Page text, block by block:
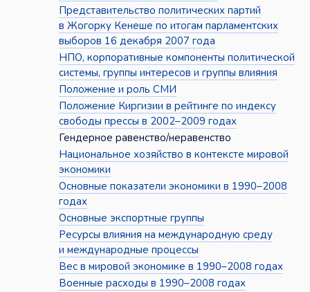
Представительство политических партий
в Жогорку Кенеше по итогам парламентских
выборов 16 декабря 2007 года
НПО, корпоративные компоненты политической
системы, группы интересов и группы влияния
Положение и роль СМИ
Положение Киргизии в рейтинге по индексу
свободы прессы в 2002–2009 годах
Гендерное равенство/неравенство
Национальное хозяйство в контексте мировой
экономики
Основные показатели экономики в 1990–2008
годах
Основные экспортные группы
Ресурсы влияния на международную среду
и международные процессы
Вес в мировой экономике в 1990–2008 годах
Военные расходы в 1990–2008 годах